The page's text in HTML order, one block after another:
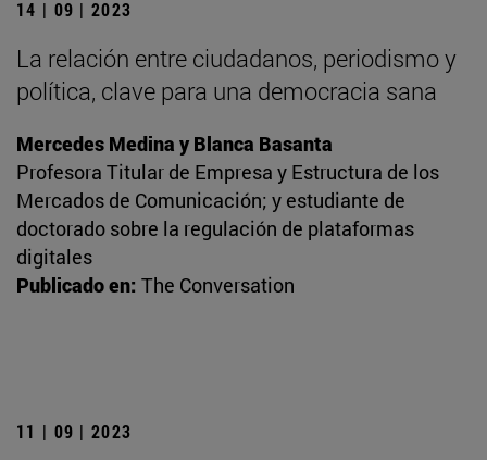
14 | 09 | 2023
La relación entre ciudadanos, periodismo y
política, clave para una democracia sana
Mercedes Medina y Blanca Basanta
Profesora Titular de Empresa y Estructura de los
Mercados de Comunicación; y estudiante de
doctorado sobre la regulación de plataformas
digitales
Publicado en: The Conversation
11 | 09 | 2023